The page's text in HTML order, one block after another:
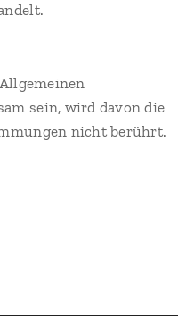
sein, wird davon die
nicht berührt.